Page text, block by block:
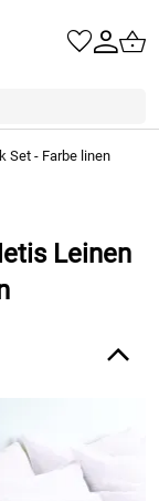
Set - Farbe linen
Leinen